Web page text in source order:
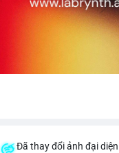
Đã thay đổi ảnh đại